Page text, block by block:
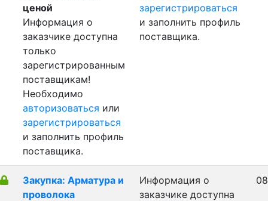
ценой
Информация о
заказчике доступна
только
зарегистрированным
поставщикам!
Необходимо
авторизоваться или
зарегистрироваться
и заполнить профиль
поставщика.
зарегистрироваться
и заполнить профиль
поставщика.
Закупка: Арматура и
проволока
Информация о
заказчике доступна